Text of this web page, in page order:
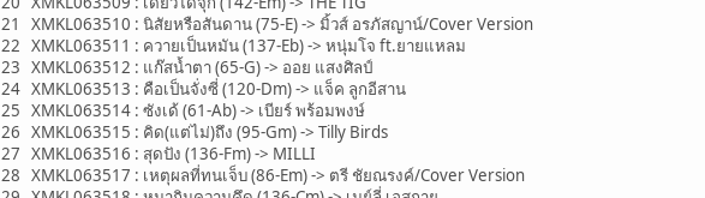
21 XMKL063510 : นิสัยหรือสันดาน (75-E) -> มิ้วส์ อรภัสญาน์/Cover Version
22 XMKL063511 : ควายเป็นหมัน (137-Eb) -> หนุ่มโจ ft.ยายแหลม
23 XMKL063512 : แก๊สน้ำตา (65-G) -> ออย แสงศิลป์
24 XMKL063513 : คือเป็นจั่งซี่ (120-Dm) -> แจ็ค ลูกอีสาน
25 XMKL063514 : ซังเด้ (61-Ab) -> เบียร์ พร้อมพงษ์
26 XMKL063515 : คิด(แต่ไม่)ถึง (95-Gm) -> Tilly Birds
27 XMKL063516 : สุดปัง (136-Fm) -> MILLI
28 XMKL063517 : เหตุผลที่ทนเจ็บ (86-Em) -> ตรี ชัยณรงค์/Cover Version